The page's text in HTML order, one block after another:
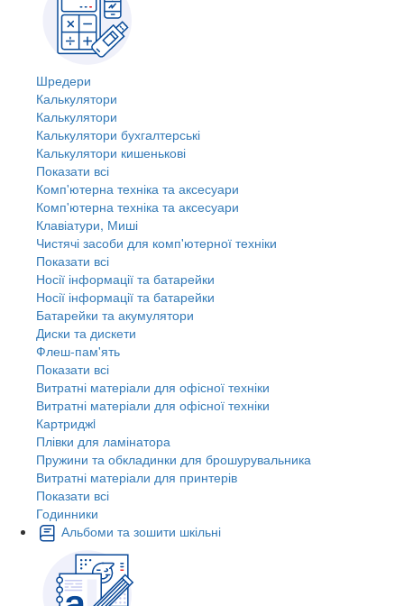
Шредери
Калькулятори
Калькулятори
Калькулятори бухгалтерські
Калькулятори кишенькові
Показати всі
Комп'ютерна техніка та аксесуари
Комп'ютерна техніка та аксесуари
Клавіатури, Миші
Чистячі засоби для комп'ютерної техніки
Показати всі
Носії інформації та батарейки
Носії інформації та батарейки
Батарейки та акумулятори
Диски та дискети
Флеш-пам'ять
Показати всі
Витратні матеріали для офісної техніки
Витратні матеріали для офісної техніки
Картриджi
Плівки для ламінатора
Пружини та обкладинки для брошурувальника
Витратні матеріали для принтерів
Показати всі
Годинники
Альбоми та зошити шкільні